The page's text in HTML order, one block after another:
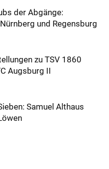
der Abgänge:
und Regensburg
zu TSV 1860
Augsburg II
Samuel Althaus